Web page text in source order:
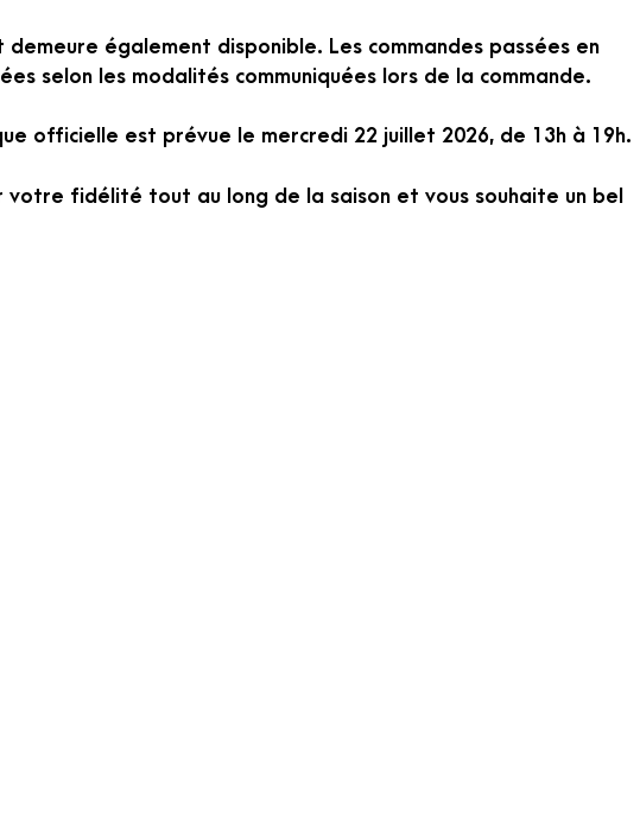
demeure également disponible. Les commandes passées en
selon les modalités communiquées lors de la commande.
officielle est prévue le mercredi 22 juillet 2026, de 13h à 19h.
votre fidélité tout au long de la saison et vous souhaite un bel